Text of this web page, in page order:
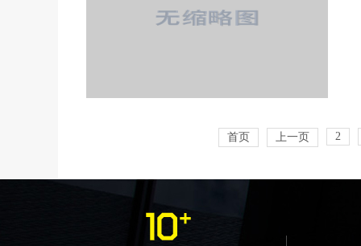
首页 上一页 2